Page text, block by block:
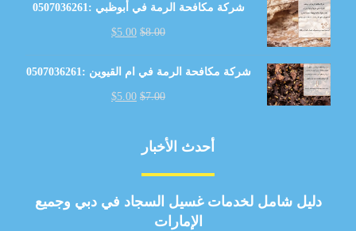
شركة مكافحة الرمة في أبوظبي :0507036261
$8.00
$5.00
شركة مكافحة الرمة في ام القيوين :0507036261
$7.00
$5.00
أحدث الأخبار
دليل شامل لخدمات غسيل السجاد في دبي وجميع
الإمارات